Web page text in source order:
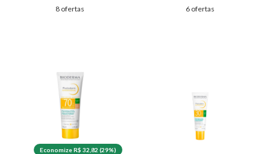
8 ofertas 6 ofertas
Economize R$ 32,82 (29%)